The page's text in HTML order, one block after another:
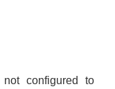
configured to